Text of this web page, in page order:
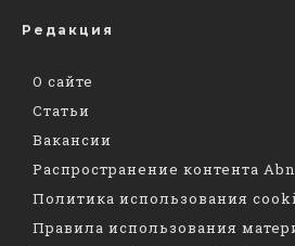
Редакция
О сайте
Статьи
Вакансии
Распространение контента
Политика использования
Правила использования